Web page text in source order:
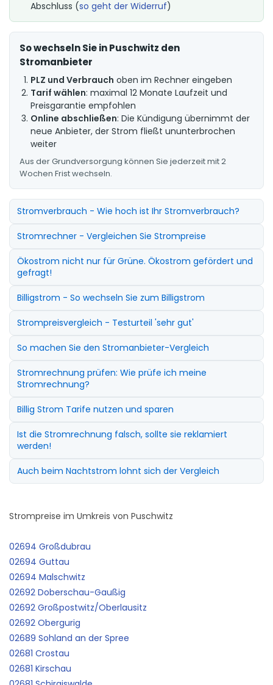
Abschluss (so geht der Widerruf)
So wechseln Sie in Puschwitz den
Stromanbieter
PLZ und Verbrauch oben im Rechner eingeben
Tarif wählen: maximal 12 Monate Laufzeit und
Preisgarantie empfohlen
Online abschließen: Die Kündigung übernimmt der
neue Anbieter, der Strom fließt ununterbrochen
weiter
Aus der Grundversorgung können Sie jederzeit mit 2
Wochen Frist wechseln.
Stromverbrauch - Wie hoch ist Ihr Stromverbrauch?
Stromrechner - Vergleichen Sie Strompreise
Ökostrom nicht nur für Grüne. Ökostrom gefördert und
gefragt!
Billigstrom - So wechseln Sie zum Billigstrom
Strompreisvergleich - Testurteil 'sehr gut'
So machen Sie den Stromanbieter-Vergleich
Stromrechnung prüfen: Wie prüfe ich meine
Stromrechnung?
Billig Strom Tarife nutzen und sparen
Ist die Stromrechnung falsch, sollte sie reklamiert
werden!
Auch beim Nachtstrom lohnt sich der Vergleich
Strompreise im Umkreis von Puschwitz
02694 Großdubrau
02694 Guttau
02694 Malschwitz
02692 Doberschau-Gaußig
02692 Großpostwitz/Oberlausitz
02692 Obergurig
02689 Sohland an der Spree
02681 Crostau
02681 Kirschau